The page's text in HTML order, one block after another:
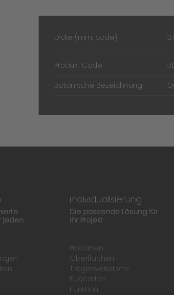
Dicke (mm, code)
Produkt Code
Botanische Bezeichnung
jeden
individualisierung
Die passende Lösung für
Ihr Projekt
Holzarten
Oberflächen
Trägerwerkstoffe
Fügearten
Funktion